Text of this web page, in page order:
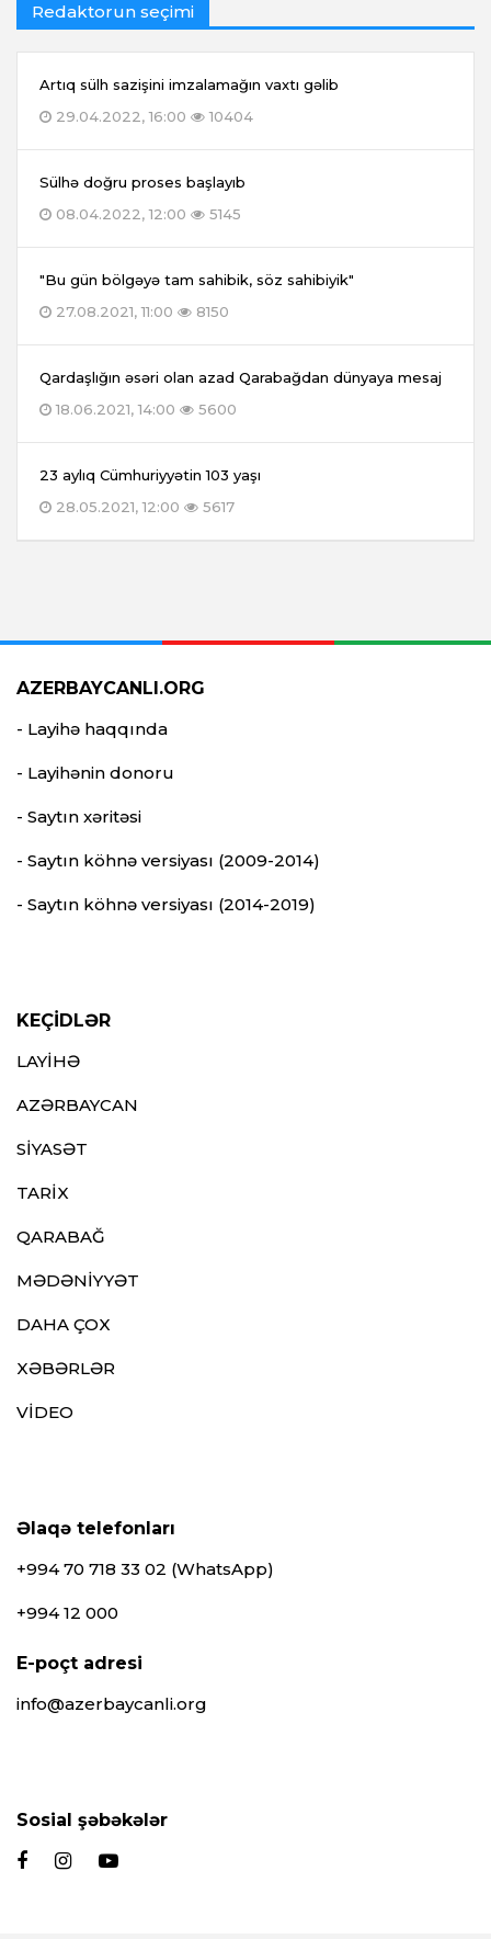
Redaktorun seçimi
Artıq sülh sazişini imzalamağın vaxtı gəlib
29.04.2022, 16:00
10404
Sülhə doğru proses başlayıb
08.04.2022, 12:00
5145
"Bu gün bölgəyə tam sahibik, söz sahibiyik"
27.08.2021, 11:00
8150
Qardaşlığın əsəri olan azad Qarabağdan dünyaya mesaj
18.06.2021, 14:00
5600
23 aylıq Cümhuriyyətin 103 yaşı
28.05.2021, 12:00
5617
AZERBAYCANLI.ORG
- Layihə haqqında
- Layihənin donoru
- Saytın xəritəsi
- Saytın köhnə versiyası (2009-2014)
- Saytın köhnə versiyası (2014-2019)
KEÇİDLƏR
LAYİHƏ
AZƏRBAYCAN
SİYASƏT
TARİX
QARABAĞ
MƏDƏNİYYƏT
DAHA ÇOX
XƏBƏRLƏR
VİDEO
Əlaqə telefonları
+994 70 718 33 02 (WhatsApp)
+994 12 000
E-poçt adresi
info@azerbaycanli.org
Sosial şəbəkələr